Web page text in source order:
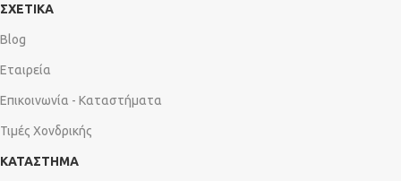
ΣΧΕΤΙΚΑ
Blog
Εταιρεία
Επικοινωνία - Καταστήματα
Τιμές Χονδρικής
ΚΑΤΑΣΤΗΜΑ